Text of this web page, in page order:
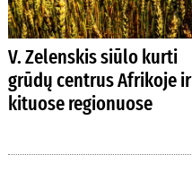
V. Zelenskis siūlo kurti
grūdų centrus Afrikoje ir
kituose regionuose